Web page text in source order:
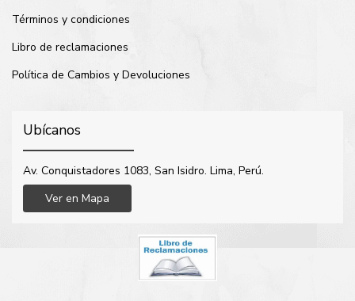
Términos y condiciones
Libro de reclamaciones
Política de Cambios y Devoluciones
Ubícanos
Av. Conquistadores 1083, San Isidro. Lima, Perú.
Ver en Mapa